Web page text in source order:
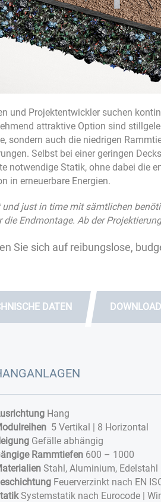
und Projektentwickler suchen
attraktive Option sind
sondern auch die niedrigen
Selbst bei einer geringen
notwendige Statik, ohne dabei die
in erneuerbare Energien.
und just in time mit sämtlichen
die Endmontage. Ab der
Sie sich auf reibungslose,
DATEN DOWNLOAD
Hang
5 Vertikal | 8 Horizontal
Gefälle abhängig
Rammtiefen 600 – 1000
Stahl, Aluminium, Edelstahl
Feuerverzinkt nach EN
Systemstatik nach Eurocode |